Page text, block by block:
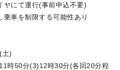
にて運行(事前申込不要)
車を制限する可能性あり
土)
時50分(3)12時30分(各回20分程